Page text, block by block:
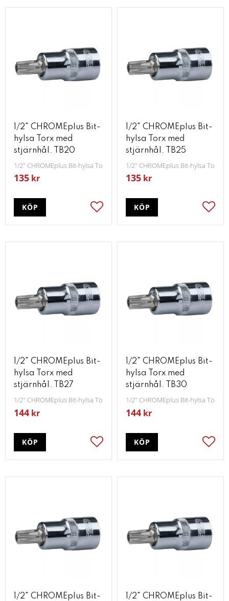
1/2" CHROMEplus Bit-
hylsa Torx med
stjärnhål. TB20
1/2" CHROMEplus Bit-hylsa Torx med stjärnhål TB20
135 kr
Lägg till i favoriter
KÖP
1/2" CHROMEplus Bit-
hylsa Torx med
stjärnhål. TB25
1/2" CHROMEplus Bit-hylsa Torx
135 kr
KÖP
1/2" CHROMEplus Bit-
hylsa Torx med
stjärnhål. TB27
1/2" CHROMEplus Bit-hylsa Torx med stjärnhål TB27
144 kr
Lägg till i favoriter
KÖP
1/2" CHROMEplus Bit-
hylsa Torx med
stjärnhål. TB30
1/2" CHROMEplus Bit-hylsa Torx
144 kr
KÖP
1/2" CHROMEplus Bit-
1/2" CHROMEplus Bit-